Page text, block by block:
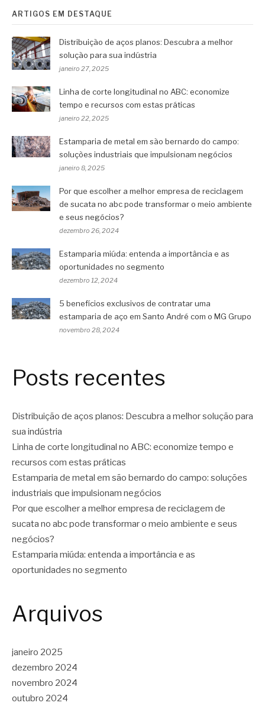
ARTIGOS EM DESTAQUE
Distribuição de aços planos: Descubra a melhor
solução para sua indústria
janeiro 27, 2025
Linha de corte longitudinal no ABC: economize
tempo e recursos com estas práticas
janeiro 22, 2025
Estamparia de metal em são bernardo do campo:
soluções industriais que impulsionam negócios
janeiro 8, 2025
Por que escolher a melhor empresa de reciclagem
de sucata no abc pode transformar o meio ambiente
e seus negócios?
dezembro 26, 2024
Estamparia miúda: entenda a importância e as
oportunidades no segmento
dezembro 12, 2024
5 benefícios exclusivos de contratar uma
estamparia de aço em Santo André com o MG Grupo
novembro 28, 2024
Posts recentes
Distribuição de aços planos: Descubra a melhor solução para
sua indústria
Linha de corte longitudinal no ABC: economize tempo e
recursos com estas práticas
Estamparia de metal em são bernardo do campo: soluções
industriais que impulsionam negócios
Por que escolher a melhor empresa de reciclagem de
sucata no abc pode transformar o meio ambiente e seus
negócios?
Estamparia miúda: entenda a importância e as
oportunidades no segmento
Arquivos
janeiro 2025
dezembro 2024
novembro 2024
outubro 2024